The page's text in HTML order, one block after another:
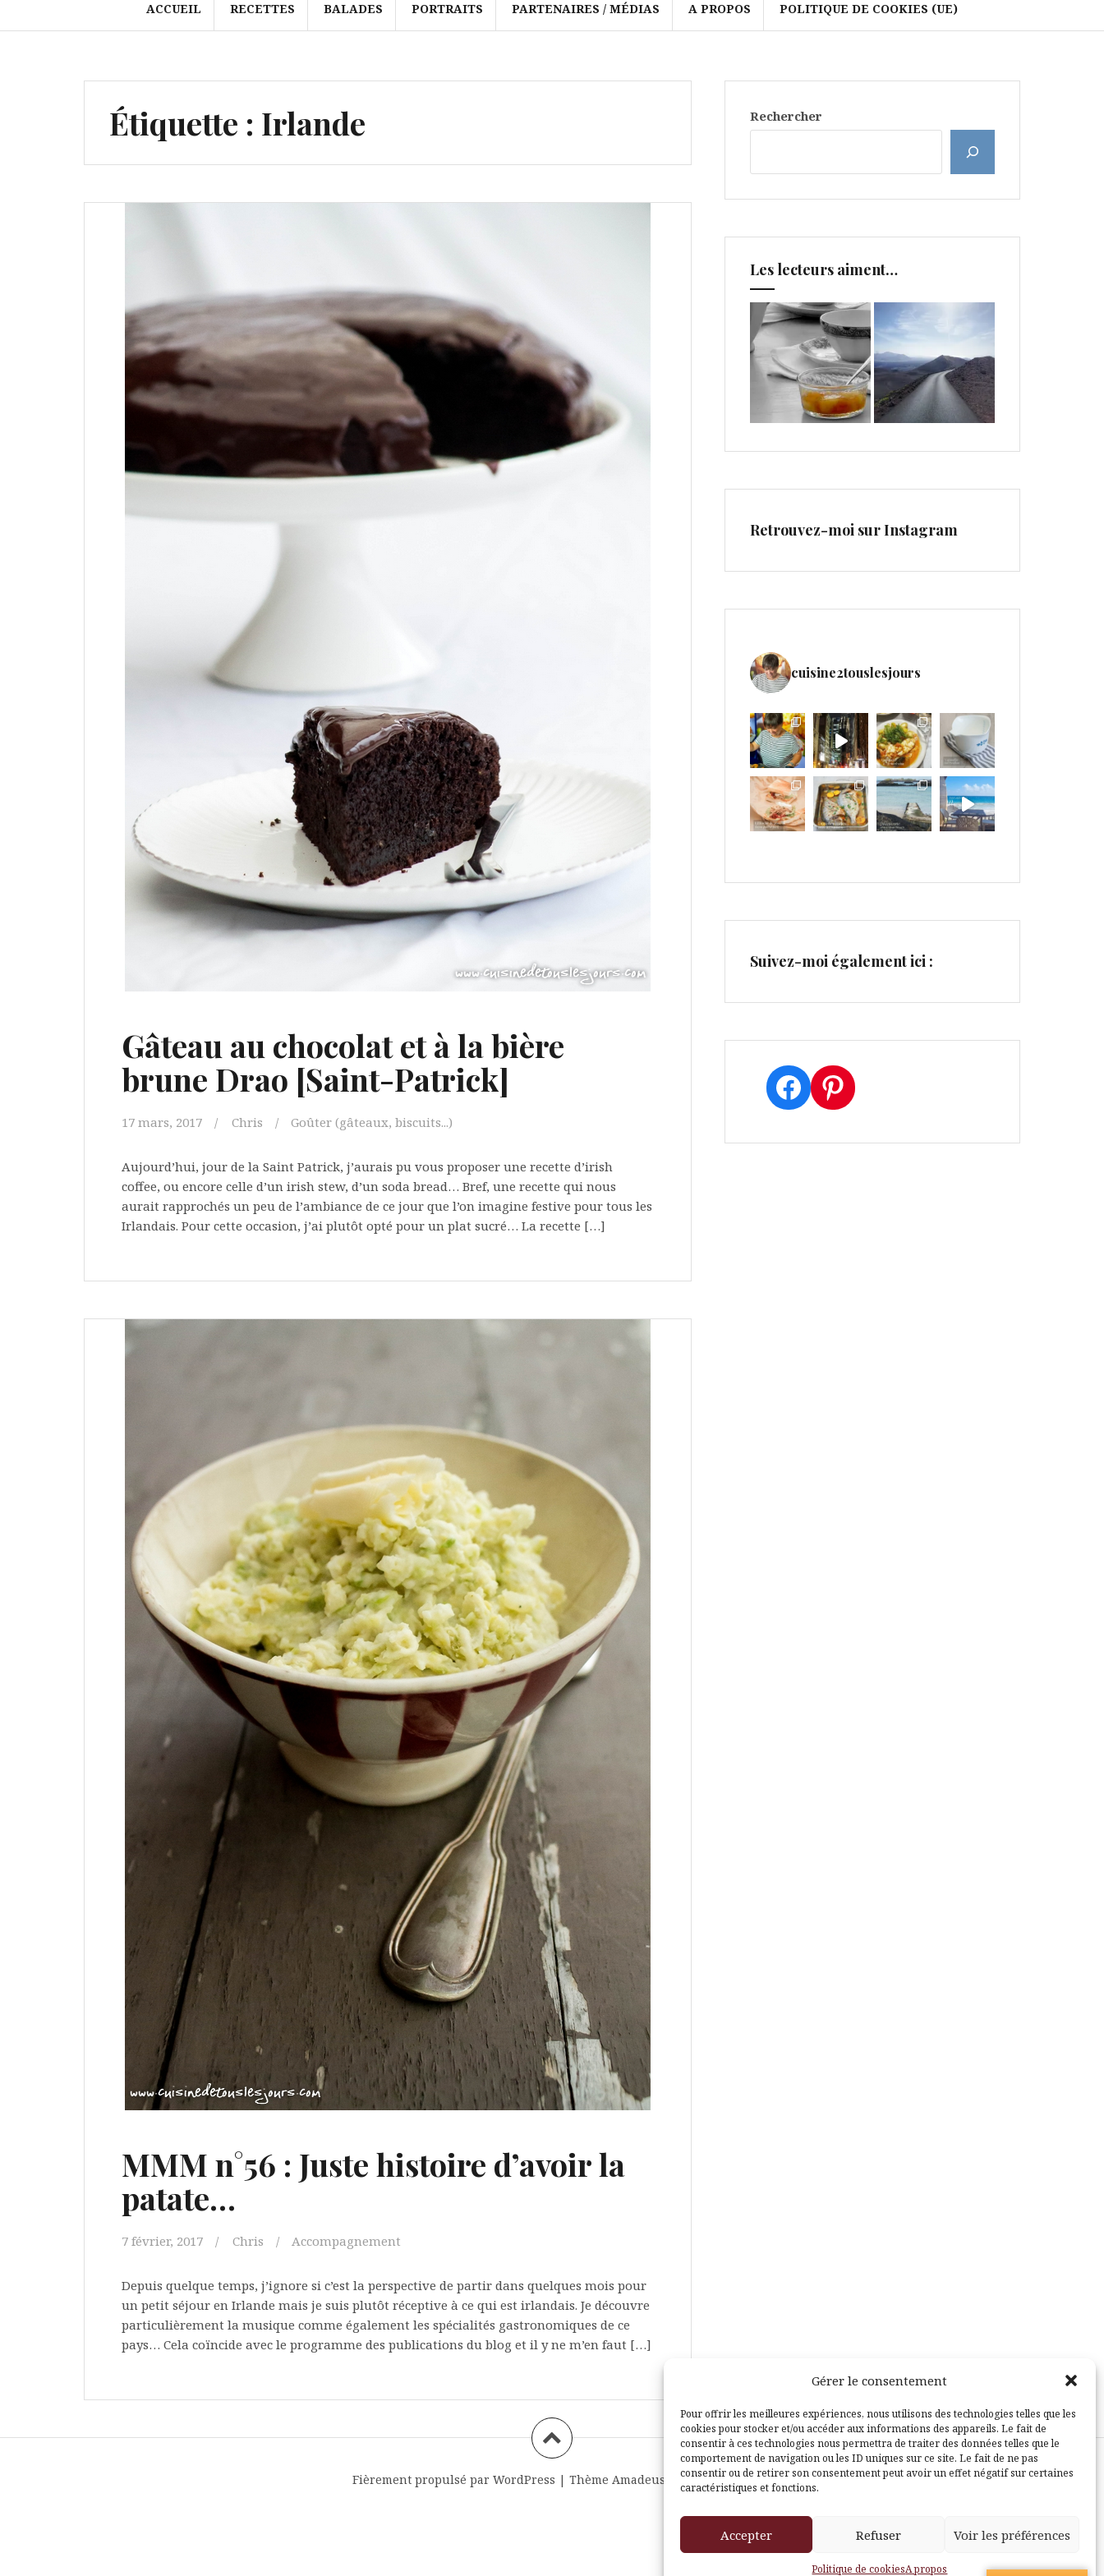
Gérer le consentement
Pour offrir les meilleures expériences, nous utilisons des technologies telles que les
cookies pour stocker et/ou accéder aux informations des appareils. Le fait de
consentir à ces technologies nous permettra de traiter des données telles que le
comportement de navigation ou les ID uniques sur ce site. Le fait de ne pas
consentir ou de retirer son consentement peut avoir un effet négatif sur certaines
caractéristiques et fonctions.
Accepter Refuser Voir les préférences
Politique de cookiesA propos
ACCUEIL RECETTES BALADES PORTRAITS PARTENAIRES / MÉDIAS A PROPOS POLITIQUE DE COOKIES (UE)
Étiquette : Irlande
Gâteau au chocolat et à la bière
brune Drao [Saint-Patrick]
17 mars, 2017 Chris Goûter (gâteaux, biscuits...)
Aujourd’hui, jour de la Saint Patrick, j’aurais pu vous proposer une recette d’irish
coffee, ou encore celle d’un irish stew, d’un soda bread… Bref, une recette qui nous
aurait rapprochés un peu de l’ambiance de ce jour que l’on imagine festive pour tous les
Irlandais. Pour cette occasion, j’ai plutôt opté pour un plat sucré… La recette […]
MMM n°56 : Juste histoire d’avoir la
patate…
7 février, 2017 Chris Accompagnement
Depuis quelque temps, j’ignore si c’est la perspective de partir dans quelques mois pour
un petit séjour en Irlande mais je suis plutôt réceptive à ce qui est irlandais. Je découvre
particulièrement la musique comme également les spécialités gastronomiques de ce
pays… Cela coïncide avec le programme des publications du blog et il y ne m’en faut […]
Rechercher
Les lecteurs aiment…
Retrouvez-moi sur Instagram
cuisine2touslesjours
Suivez-moi également ici :
Facebook
Pinterest
Fièrement propulsé par WordPress | Thème Amadeus par Themeisle